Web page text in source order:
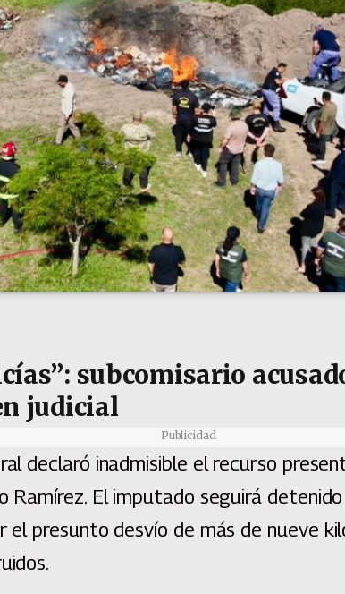
subcomisario
judicial
Publicidad
declaró inadmisible el recurso
Ramírez. El imputado seguirá
el presunto desvío de más de nueve